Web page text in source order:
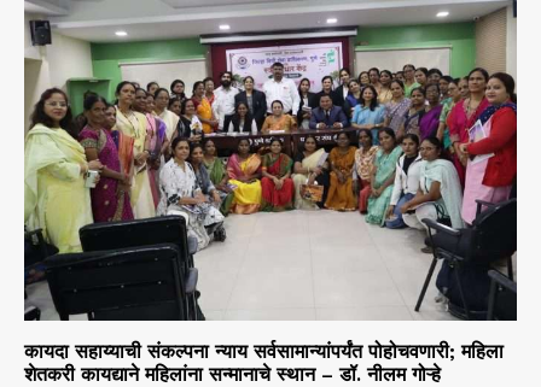
कायदा सहाय्याची संकल्पना न्याय सर्वसामान्यांपर्यंत पोहोचवणारी; महिला
शेतकरी कायद्याने महिलांना सन्मानाचे स्थान – डॉ. नीलम गोऱ्हे